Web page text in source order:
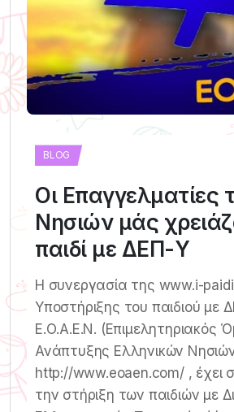
BLOG
Οι Επαγγελματίες
Νησιών μάς
παιδί με ΔΕΠ-Υ
Η συνεργασία της www.i-
Υποστήριξης του παιδιού με
Ε.Ο.Α.Ε.Ν. (Επιμελητηριακός
Ανάπτυξης Ελληνικών
http://www.eoaen.com/ , έχει
την στήριξη των παιδιών με